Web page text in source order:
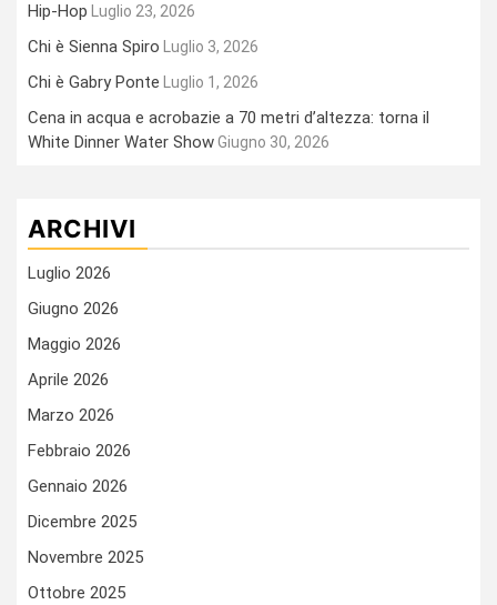
Hip-Hop Luglio 23, 2026
Chi è Sienna Spiro Luglio 3, 2026
Chi è Gabry Ponte Luglio 1, 2026
Cena in acqua e acrobazie a 70 metri d’altezza: torna il
White Dinner Water ShowGiugno 30, 2026
ARCHIVI
Luglio 2026
Giugno 2026
Maggio 2026
Aprile 2026
Marzo 2026
Febbraio 2026
Gennaio 2026
Dicembre 2025
Novembre 2025
Ottobre 2025